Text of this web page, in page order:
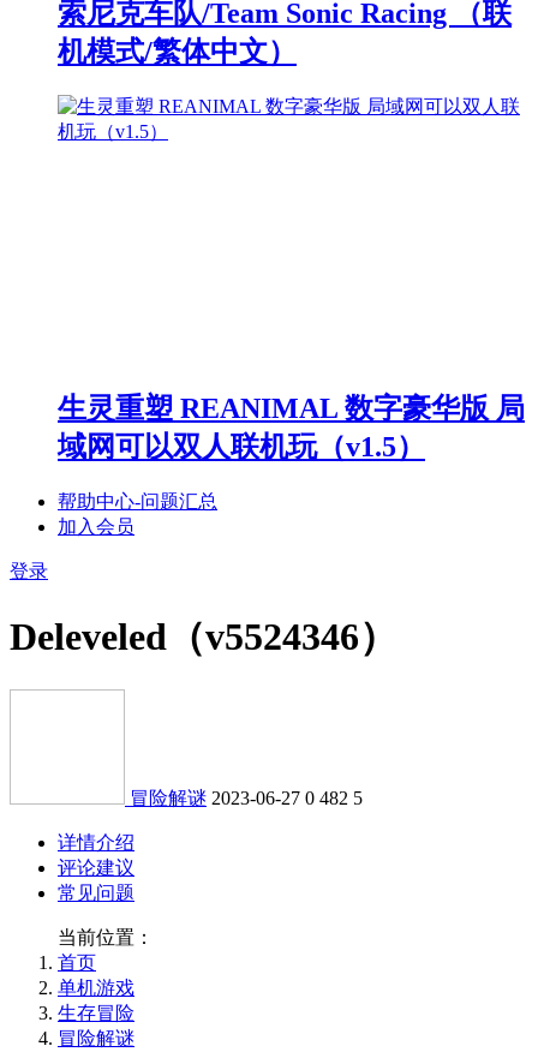
索尼克车队/Team Sonic Racing （联
机模式/繁体中文）
生灵重塑 REANIMAL 数字豪华版 局
域网可以双人联机玩（v1.5）
帮助中心-问题汇总
加入会员
登录
Deleveled（v5524346）
冒险解谜 2023-06-27 0 482 5
详情介绍
评论建议
常见问题
当前位置：
首页
单机游戏
生存冒险
冒险解谜